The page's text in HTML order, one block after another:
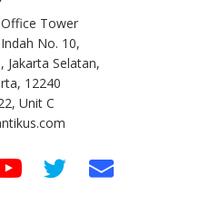
Tower
No. 10,
Jakarta Selatan,
12240
Unit C